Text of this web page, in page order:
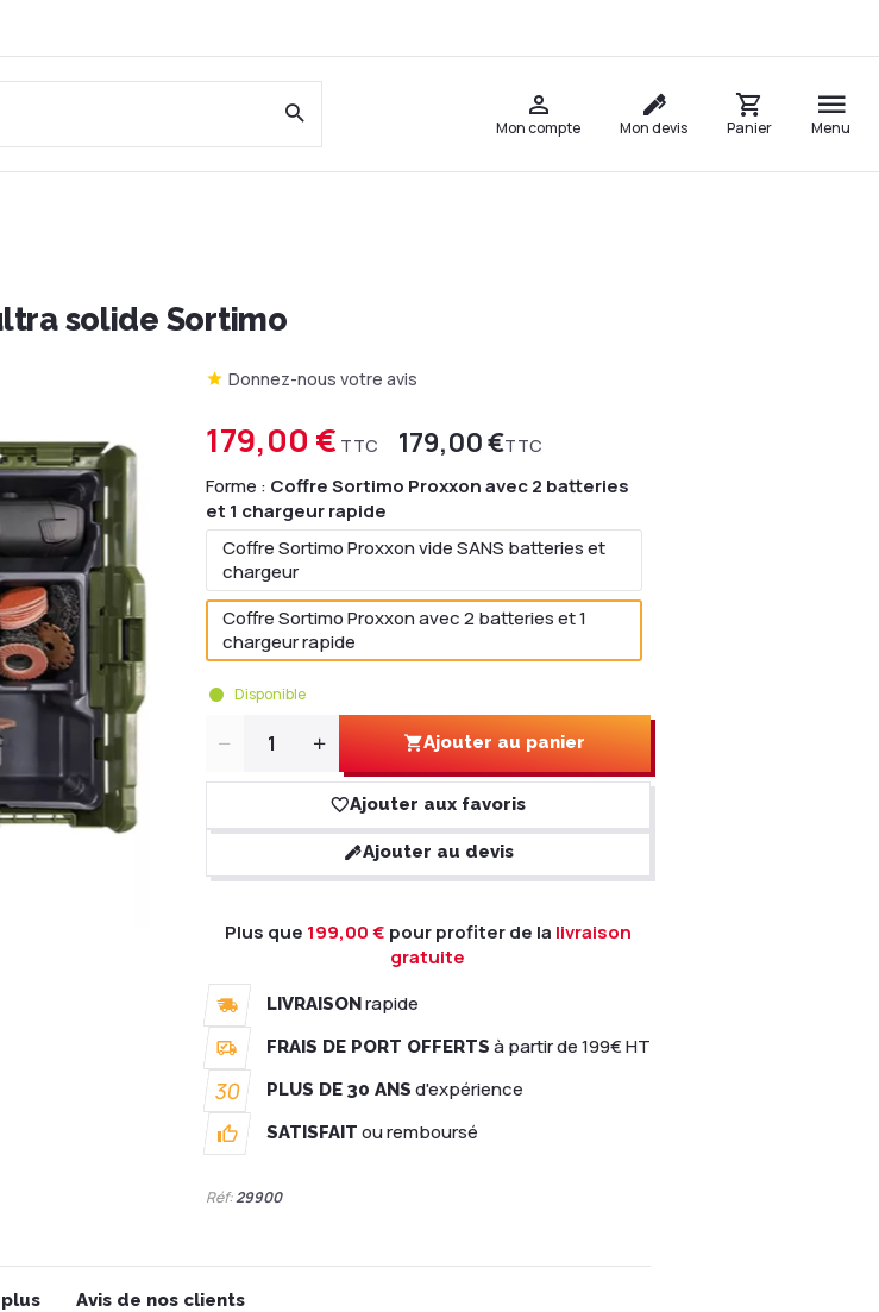
Mon compte Mon devis Panier Menu
solide Sortimo
Donnez-nous votre avis
179,00 € TTC 179,00 €TTC
Forme : Coffre Sortimo Proxxon avec 2 batteries
et 1 chargeur rapide
Coffre Sortimo Proxxon vide SANS batteries et
chargeur
Coffre Sortimo Proxxon avec 2 batteries et 1
chargeur rapide
Disponible
Quantité Ajouter au panier
Ajouter aux favoris
Ajouter au devis
Plus que 199,00 € pour profiter de la livraison
gratuite
LIVRAISONrapide
FRAIS DE PORT OFFERTS à partir de 199€ HT
30 PLUS DE 30 ANS d'expérience
SATISFAIT ou remboursé
Réf:29900
Avis de nos clients